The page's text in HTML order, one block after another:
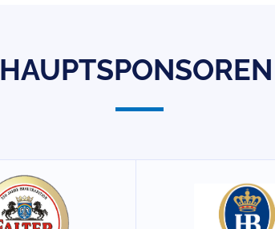
HAUPTSPONSOREN